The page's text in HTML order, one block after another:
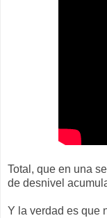
Total, que en una
de desnivel
Y la verdad es que